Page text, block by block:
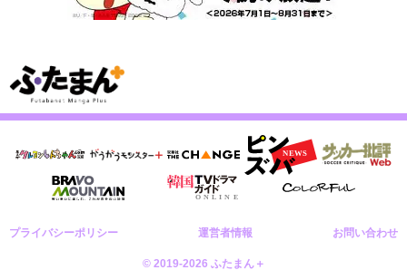
プライバシーポリシー 運営者情報 お問い合わせ
© 2019-2026 ふたまん＋